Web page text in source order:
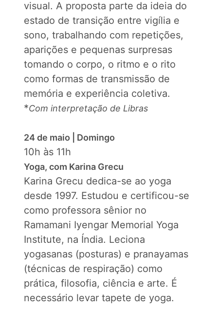
visual. A proposta parte da ideia do
estado de transição entre vigília e
sono, trabalhando com repetições,
aparições e pequenas surpresas
tomando o corpo, o ritmo e o rito
como formas de transmissão de
memória e experiência coletiva.
*Com interpretação de Libras
24 de maio | Domingo
10h às 11h
Yoga, com Karina Grecu
Karina Grecu dedica-se ao yoga
desde 1997. Estudou e certificou-se
como professora sênior no
Ramamani Iyengar Memorial Yoga
Institute, na Índia. Leciona
yogasanas (posturas) e pranayamas
(técnicas de respiração) como
prática, filosofia, ciência e arte. É
necessário levar tapete de yoga.